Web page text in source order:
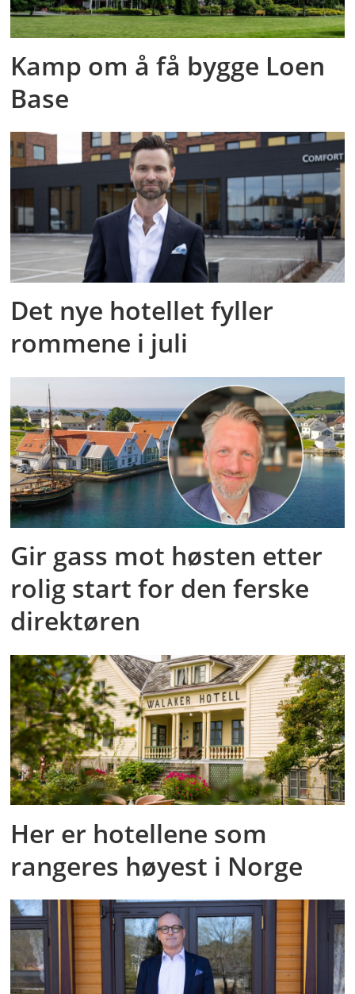
Kamp om å få bygge Loen
Base
Det nye hotellet fyller
rommene i juli
Gir gass mot høsten etter
rolig start for den ferske
direktøren
Her er hotellene som
rangeres høyest i Norge